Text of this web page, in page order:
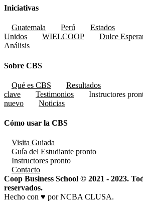
Iniciativas
Guatemala Perú
Estados
Unidos
WIELCOOP Dulce
Análisis
Sobre CBS
Qué es CBS
Resultados
clave
Testimonios Instructores
nuevo
Noticias
Cómo usar la CBS
Visita Guiada
Guía del Estudiante pronto
Instructores pronto
Contacto
Coop Business School © 2021 - 2023.
reservados.
Hecho con ♥ por NCBA CLUSA.